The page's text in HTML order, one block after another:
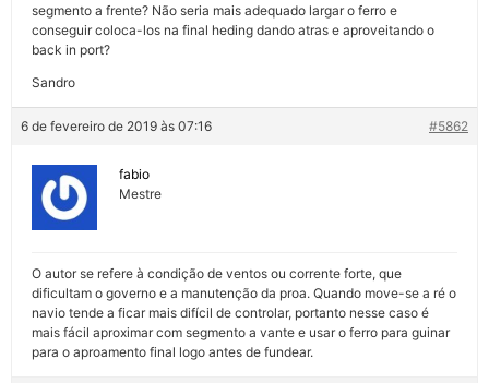
segmento a frente? Não seria mais adequado largar o ferro e
conseguir coloca-los na final heding dando atras e aproveitando o
back in port?
Sandro
6 de fevereiro de 2019 às 07:16 #5862
fabio
Mestre
O autor se refere à condição de ventos ou corrente forte, que
dificultam o governo e a manutenção da proa. Quando move-se a ré o
navio tende a ficar mais difícil de controlar, portanto nesse caso é
mais fácil aproximar com segmento a vante e usar o ferro para guinar
para o aproamento final logo antes de fundear.